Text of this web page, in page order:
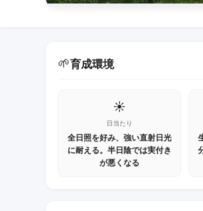
🌱育成環境
☀️
日当たり
全日照を好み、強い直射日光
に耐える。半日陰では実付き
が悪くなる